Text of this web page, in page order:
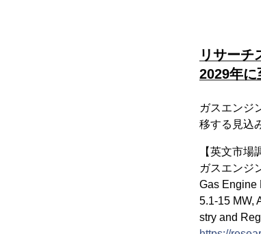
リサーチ
2029年に
ガスエンジ
移する見込
【英文市場
ガスエンジ
Gas Engine
5.1-15 MW,
stry and